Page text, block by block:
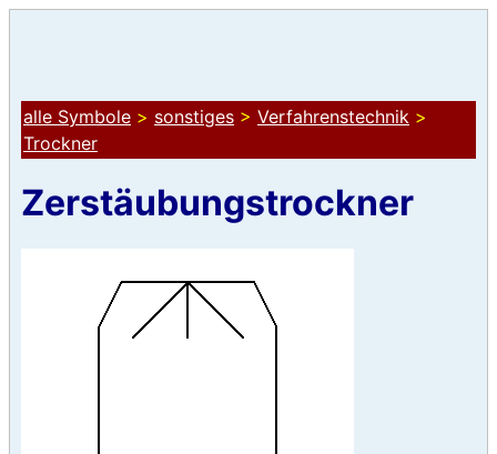
alle Symbole > sonstiges > Verfahrenstechnik >
Trockner
Zerstäubungstrockner